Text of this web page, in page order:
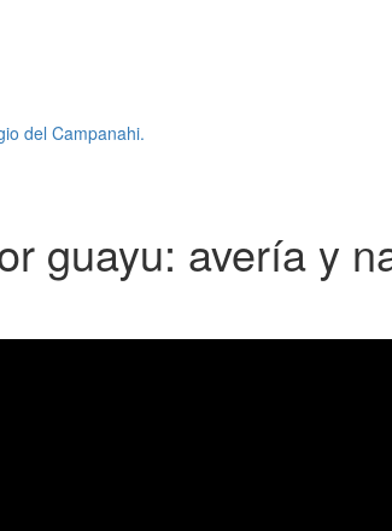
del Campanahi.
guayu: avería y